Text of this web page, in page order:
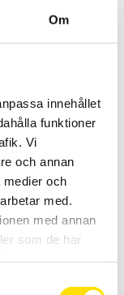
Om
innehållet
funktioner
Vi
och annan
medier och
med.
med annan
som de har
LÄS MER
tillsammans med
LÄS MER